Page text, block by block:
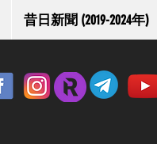
昔日新聞 (2019-2024年)